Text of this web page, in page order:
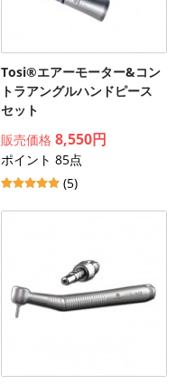
Tosi®エアーモーター&コン
トラアングルハンドピース
セット
販売価格 8,550円
ポイント 85点
(5)